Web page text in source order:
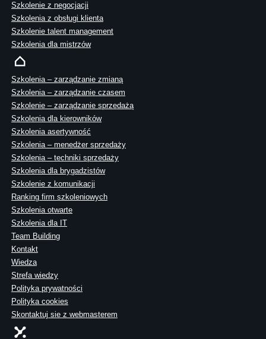
Szkolenie z negocjacji
Szkolenia z obsługi klienta
Szkolenie talent management
Szkolenia dla mistrzów
Szkolenia – zarządzanie zmianą
Szkolenia – zarządzanie czasem
Szkolenie – zarządzanie sprzedażą
Szkolenia dla kierowników
Szkolenia asertywność
Szkolenia – menedżer sprzedaży
Szkolenia – techniki sprzedaży
Szkolenia dla brygadzistów
Szkolenie z komunikacji
Ranking firm szkoleniowych
Szkolenia otwarte
Szkolenia dla IT
Team Building
Kontakt
Wiedza
Strefa wiedzy
Polityka prywatności
Polityka cookies
Skontaktuj sie z webmasterem